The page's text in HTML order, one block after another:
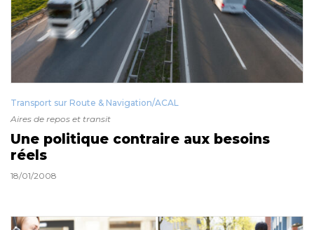
Transport sur Route & Navigation/ACAL
Aires de repos et transit
Une politique contraire aux besoins
réels
18/01/2008